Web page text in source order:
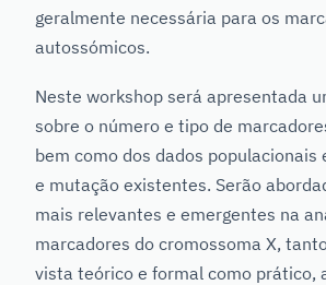
geralmente necessária para os
autossómicos.
Neste workshop será apresentada
sobre o número e tipo de
bem como dos dados populacionais
e mutação existentes. Serão
mais relevantes e emergentes na
marcadores do cromossoma X,
vista teórico e formal como prático,